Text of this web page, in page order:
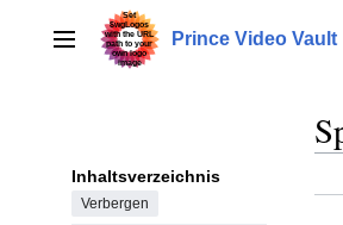
springenHauptmenü Prince Video Vault
Inhaltsverzeichnis
Verbergen